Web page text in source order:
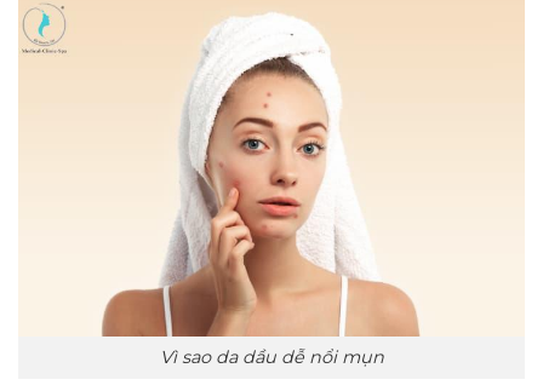
Vì sao da dầu dễ nổi mụn